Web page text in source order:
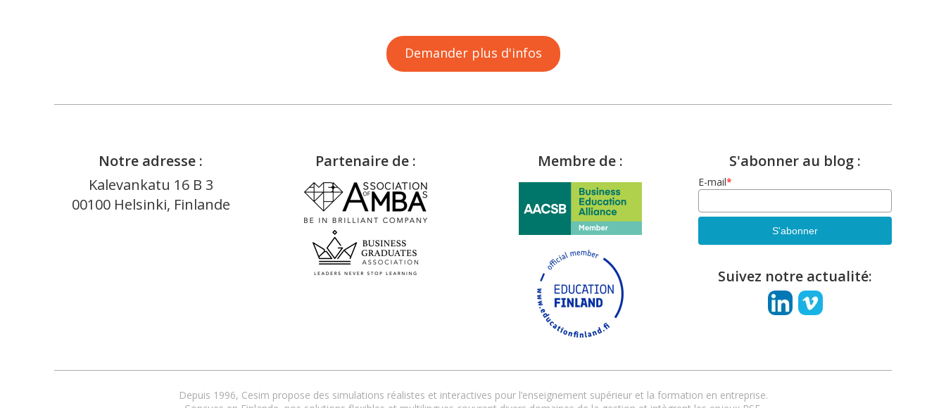
Demander plus d'infos
Notre adresse :
Kalevankatu 16 B 3
00100 Helsinki, Finlande
Partenaire de : Membre de : S'abonner au blog :
E-mail*
Suivez notre actualité:
Depuis 1996, Cesim propose des simulations réalistes et interactives pour l’enseignement supérieur et la formation en entreprise.